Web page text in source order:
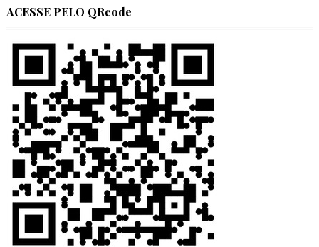
ACESSE PELO QRcode